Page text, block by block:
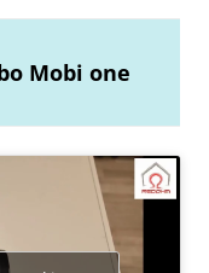
Mobi one